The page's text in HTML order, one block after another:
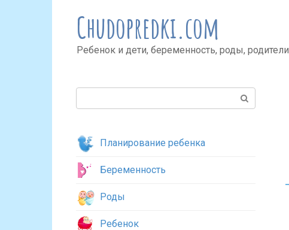
Chudopredki.com
Ребенок и дети, беременность, роды, родители
Планирование ребенка
Беременность
Роды
Ребенок